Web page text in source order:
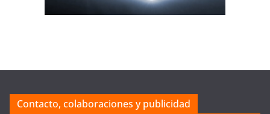
Contacto, colaboraciones y publicidad